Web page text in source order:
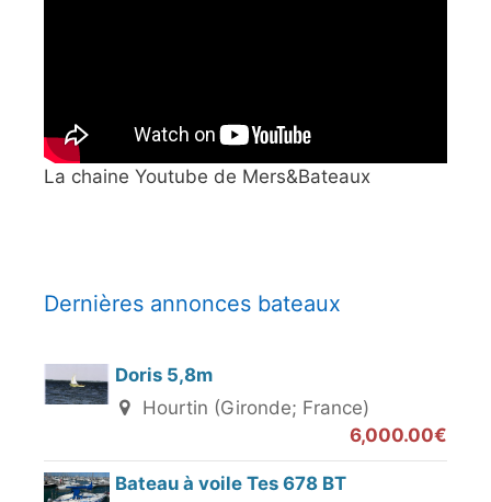
La chaine Youtube de Mers&Bateaux
Dernières annonces bateaux
Doris 5,8m
Hourtin (Gironde; France)
6,000.00€
Bateau à voile Tes 678 BT